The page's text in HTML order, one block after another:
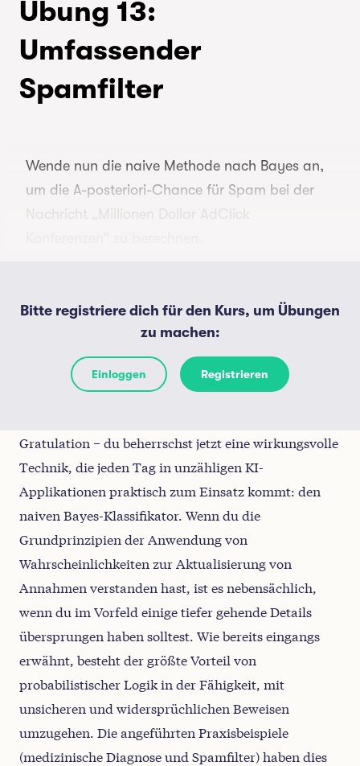
Submit
Übung 13:
Umfassender
Spamfilter
Wende nun die naive Methode nach Bayes an,
um die A-posteriori-Chance für Spam bei der
Chance 1 : 1 beginnen und dann die Chance
jeweils mit dem Wahrscheinlichkeitsverhältnis
Wahrscheinlichkeitsverhältnisse findest du in
der obigen Tabelle (es handelt sich um die
Submit
Bitte registriere dich für den Kurs, um Übungen
zu machen:
Einloggen Registrieren
Gratulation − du beherrschst jetzt eine wirkungsvolle
Technik, die jeden Tag in unzähligen KI-
Applikationen praktisch zum Einsatz kommt: den
naiven Bayes-Klassifikator. Wenn du die
Grundprinzipien der Anwendung von
Wahrscheinlichkeiten zur Aktualisierung von
Annahmen verstanden hast, ist es nebensächlich,
wenn du im Vorfeld einige tiefer gehende Details
übersprungen haben solltest. Wie bereits eingangs
erwähnt, besteht der größte Vorteil von
probabilistischer Logik in der Fähigkeit, mit
unsicheren und widersprüchlichen Beweisen
umzugehen. Die angeführten Praxisbeispiele
(medizinische Diagnose und Spamfilter) haben dies